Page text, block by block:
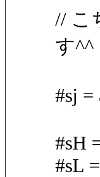
// こ
す^^
#sj
#sH
#sL